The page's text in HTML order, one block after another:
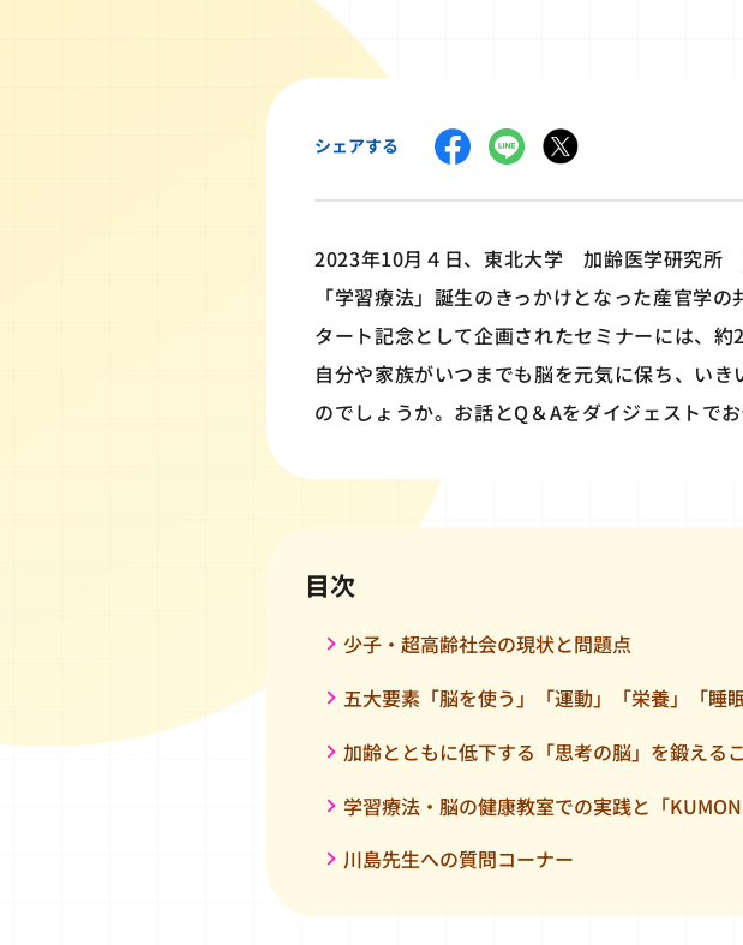
シェアする
2023年10月４日、東北大学 加齢医学研究所
「学習療法」誕生のきっかけとなった産官学
タート記念として企画されたセミナーには、約
自分や家族がいつまでも脳を元気に保ち、い
のでしょうか。お話とQ＆Aをダイジェストでお
目次
少子・超高齢社会の現状と問題点
五大要素「脳を使う」「運動」「栄養」「睡
加齢とともに低下する「思考の脳」を鍛える
学習療法・脳の健康教室での実践と「
川島先生への質問コーナー